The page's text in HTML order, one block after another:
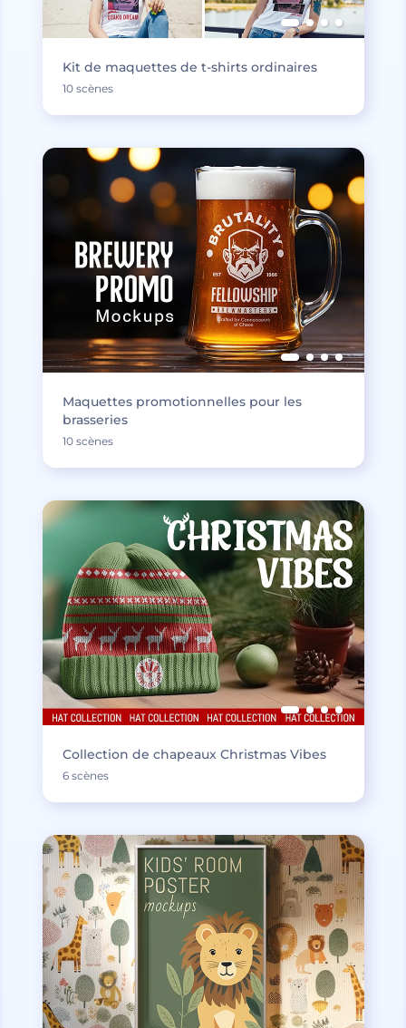
Kit de maquettes de t-shirts ordinaires
10 scènes
Maquettes promotionnelles pour les
brasseries
10 scènes
Collection de chapeaux Christmas Vibes
6 scènes